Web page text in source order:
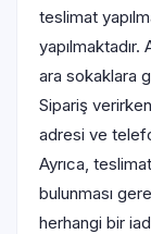
teslimat
ara sokaklara
Sipariş
adresi ve
Ayrıca,
bulunması
herhangi bir